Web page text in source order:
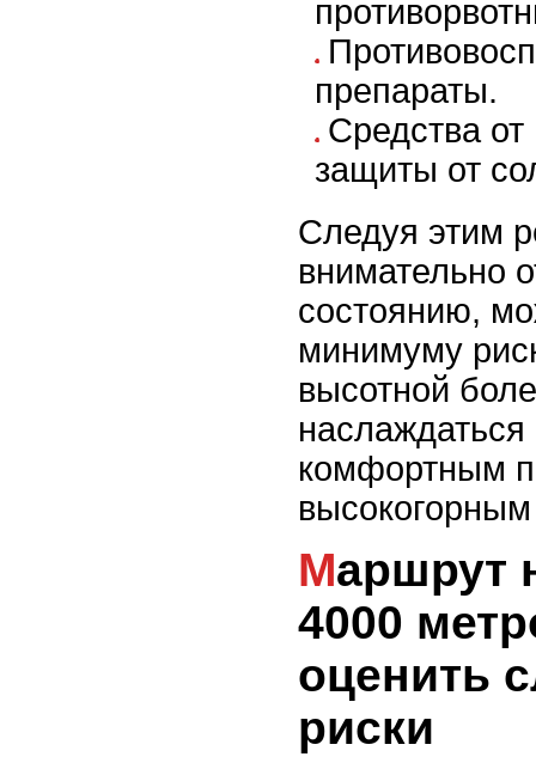
препараты.
Средства
защиты от
Следуя этим
внимательно
состоянию,
минимуму
высотной
комфортным
Маршрут на высоте
4000
оценить
риски